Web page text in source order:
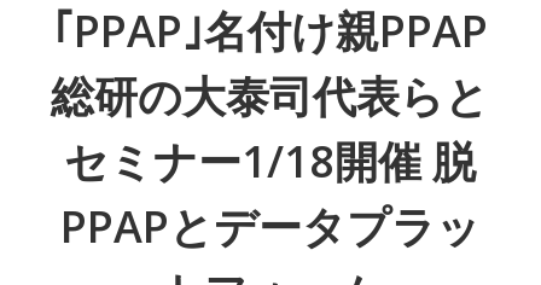
｢PPAP｣名付け親PPAP
総研の大泰司代表らと
セミナー1/18開催 脱
PPAPとデータプラッ